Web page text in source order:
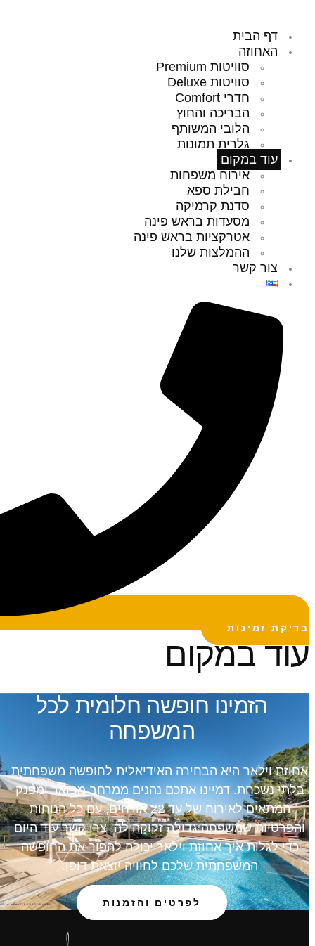
דף הבית
האחוזה
סוויטות Premium
סוויטות Deluxe
חדרי Comfort
הבריכה והחוץ
הלובי המשותף
גלרית תמונות
עוד במקום
אירוח משפחות
חבילת ספא
סדנת קרמיקה
מסעדות בראש פינה
אטרקציות בראש פינה
ההמלצות שלנו
צור קשר
בדיקת זמינות
עוד במקום
הזמינו חופשה חלומית לכל
המשפחה
אחוזת וילאר היא הבחירה האידיאלית לחופשה משפחתית
בלתי נשכחת. דמיינו אתכם נהנים ממרחב מפואר ומפנק
המתאים לאירוח של עד 22 אורחים, עם כל הנוחות
והפרטיות שמשפחה גדולה זקוקה לה. צרו קשר עוד היום
כדי לגלות איך אחוזת וילאר יכולה להפוך את החופשה
המשפחתית שלכם לחוויה יוצאת דופן.
לפרטים והזמנות